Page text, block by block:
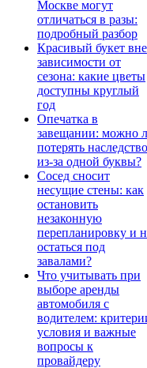
Москве могут
отличаться в разы:
подробный разбор
Красивый букет вне
зависимости от
сезона: какие цветы
доступны круглый
год
Опечатка в
завещании: можно
потерять наследство
из-за одной буквы?
Сосед сносит
несущие стены: как
остановить
незаконную
перепланировку и
остаться под
завалами?
Что учитывать при
выборе аренды
автомобиля с
водителем:
условия и важные
вопросы к
провайдеру